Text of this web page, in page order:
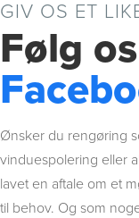
GIV OS ET
Følg
Ønsker du rengøring
vinduespolering eller
lavet en aftale om et
til behov. Og som